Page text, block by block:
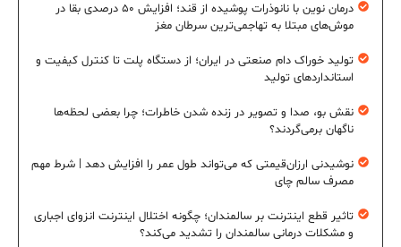
درمان نوین با نانوذرات پوشیده از قند؛ افزایش ۵۰ درصدی بقا در
موش‌های مبتلا به تهاجمی‌ترین سرطان مغز
تولید خوراک دام صنعتی در ایران؛ از دستگاه پلت تا کنترل کیفیت و
استانداردهای تولید
نقش بو، صدا و تصویر در زنده شدن خاطرات؛ چرا بعضی لحظه‌ها
ناگهان برمی‌گردند؟
نوشیدنی ارزان‌قیمتی که می‌تواند طول عمر را افزایش دهد | شرط مهم
مصرف سالم چای
تاثیر قطع اینترنت بر سالمندان؛ چگونه اختلال اینترنت انزوای اجباری
و مشکلات درمانی سالمندان را تشدید می‌کند؟